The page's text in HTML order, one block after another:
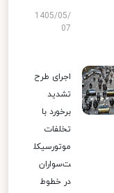
1405/05/
07
اجرای طرح
تشدید
برخورد با
تخلفات
موتورسیکل
ت‌سواران
در خطوط